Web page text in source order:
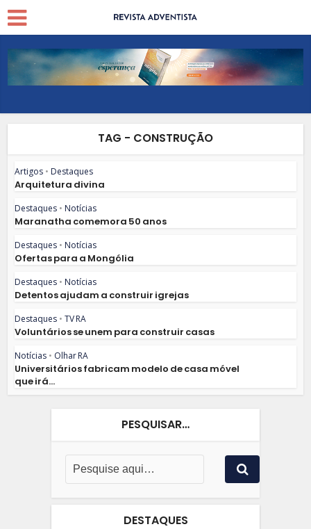
TAG - CONSTRUÇÃO
Artigos • Destaques
Arquitetura divina
Destaques • Notícias
Maranatha comemora 50 anos
Destaques • Notícias
Ofertas para a Mongólia
Destaques • Notícias
Detentos ajudam a construir igrejas
Destaques • TV RA
Voluntários se unem para construir casas
Notícias • Olhar RA
Universitários fabricam modelo de casa móvel
que irá...
PESQUISAR…
DESTAQUES